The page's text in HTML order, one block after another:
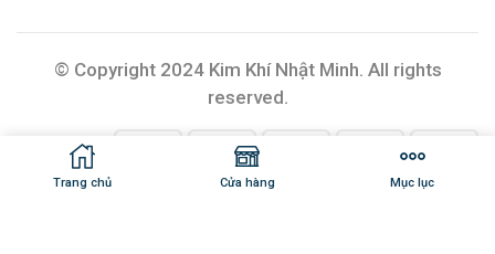
Trang chủ Cửa hàng Mục lục
© Copyright 2024 Kim Khí Nhật Minh. All rights
reserved.